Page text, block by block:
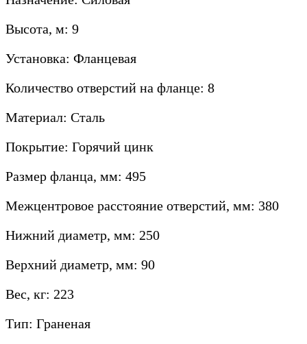
Высота, м: 9
Установка: Фланцевая
Количество отверстий на фланце: 8
Материал: Сталь
Покрытие: Горячий цинк
Размер фланца, мм: 495
Межцентровое расстояние отверстий, мм: 380
Нижний диаметр, мм: 250
Верхний диаметр, мм: 90
Вес, кг: 223
Тип: Граненая